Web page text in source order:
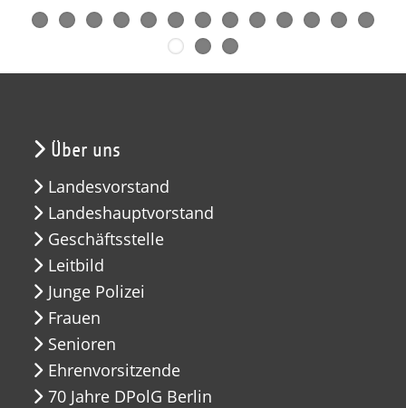
Über uns
Landesvorstand
Landeshauptvorstand
Geschäftsstelle
Leitbild
Junge Polizei
Frauen
Senioren
Ehrenvorsitzende
70 Jahre DPolG Berlin